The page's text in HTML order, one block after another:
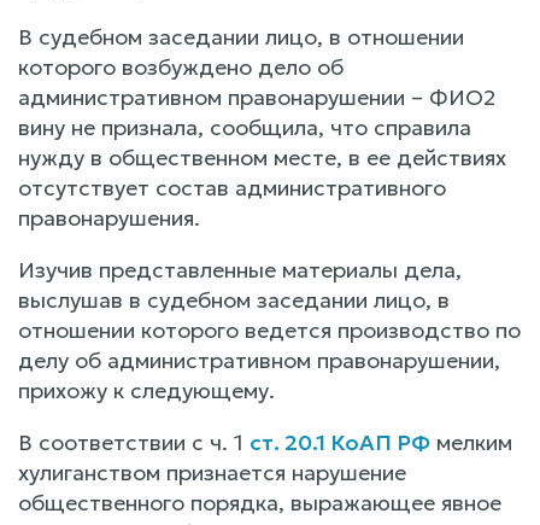
В судебном заседании лицо, в отношении
которого возбуждено дело об
административном правонарушении – ФИО2
вину не признала, сообщила, что справила
нужду в общественном месте, в ее действиях
отсутствует состав административного
правонарушения.
Изучив представленные материалы дела,
выслушав в судебном заседании лицо, в
отношении которого ведется производство по
делу об административном правонарушении,
прихожу к следующему.
В соответствии с ч. 1 ст. 20.1 КоАП РФ мелким
хулиганством признается нарушение
общественного порядка, выражающее явное